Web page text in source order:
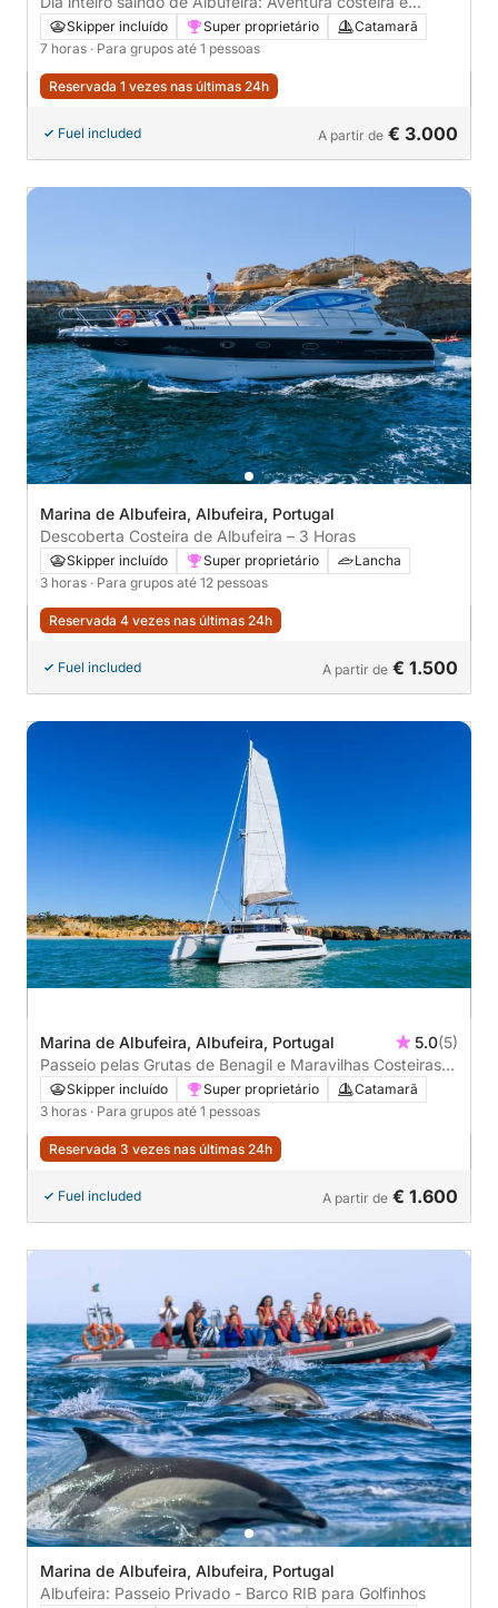
cavernas
Skipper incluído Super proprietário
Catamarã
7 horas · Para grupos até 1 pessoas
Reservada 1 vezes nas últimas 24h
Fuel included A partir de € 3.000
Marina de Albufeira, Albufeira, Portugal
Descoberta Costeira de Albufeira – 3 Horas
Skipper incluído Super proprietário
Lancha
3 horas · Para grupos até 12 pessoas
Reservada 4 vezes nas últimas 24h
Fuel included A partir de € 1.500
Marina de Albufeira, Albufeira, Portugal 5.0(5)
Passeio pelas Grutas de Benagil e Maravilhas Costeiras –
3 horas de Albufeira
Skipper incluído Super proprietário
Catamarã
3 horas · Para grupos até 1 pessoas
Reservada 3 vezes nas últimas 24h
Fuel included A partir de € 1.600
Marina de Albufeira, Albufeira, Portugal
Albufeira: Passeio Privado - Barco RIB para Golfinhos